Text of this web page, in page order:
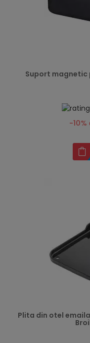
Suport
-10%
Plita din otel